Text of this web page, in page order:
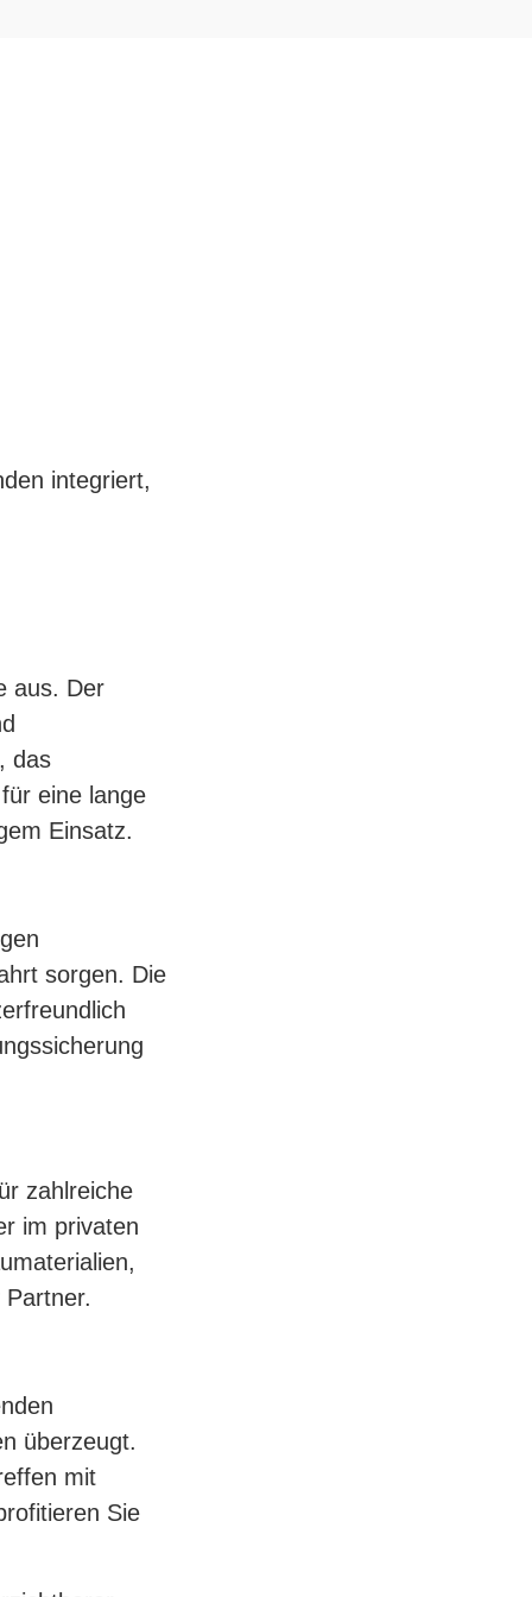
integriert,
aus. Der
das
eine lange
Einsatz.
sorgen. Die
zahlreiche
im privaten
überzeugt.
mit
Sie